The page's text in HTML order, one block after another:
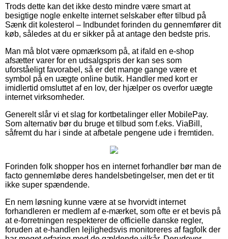
Trods dette kan det ikke desto mindre være smart at
besigtige nogle enkelte internet selskaber efter tilbud på
Sænk dit kolesterol – Indbundet forinden du gennemfører dit
køb, således at du er sikker på at antage den bedste pris.
Man må blot være opmærksom på, at ifald en e-shop
afsætter varer for en udsalgspris der kan ses som
uforståeligt favorabel, så er det mange gange være et
symbol på en uægte online butik. Handler med kort er
imidlertid omsluttet af en lov, der hjælper os overfor uægte
internet virksomheder.
Generelt slår vi et slag for kortbetalinger eller MobilePay.
Som alternativ bør du bruge et tilbud som f.eks. ViaBill,
såfremt du har i sinde at afbetale pengene ude i fremtiden.
Forinden folk shopper hos en internet forhandler bør man de
facto gennemløbe deres handelsbetingelser, men det er tit
ikke super spændende.
En nem løsning kunne være at se hvorvidt internet
forhandleren er medlem af e-mærket, som ofte er et bevis på
at e-forretningen respekterer de officielle danske regler,
foruden at e-handlen lejlighedsvis monitoreres af fagfolk der